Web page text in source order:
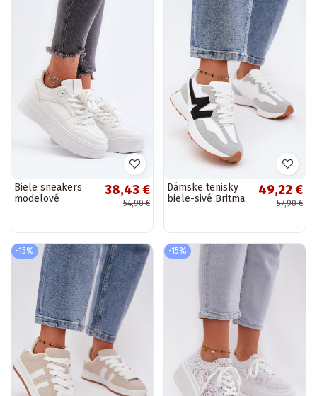
Biele sneakers
modelové
38,43 €
54,90 €
Dámske tenisky
biele-sivé Britma
49,22 €
57,90 €
-15% -15%